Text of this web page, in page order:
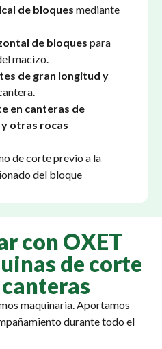
de bloques mediante
de bloques para
macizo.
de gran longitud y
en canteras de
otras rocas
de corte previo a la
del bloque
con OXET
de corte
maquinaria. Aportamos
durante todo el